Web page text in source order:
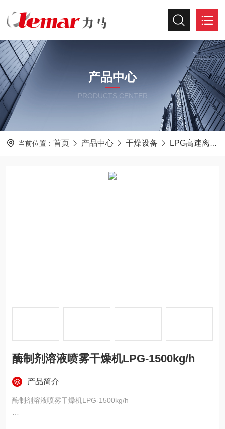
产品中心
PRODUCTS CENTER
当前位置： 首页 产品中心 干燥设备 LPG高速离心喷雾干燥机
酶制剂溶液喷雾干燥机LPG-1500kg/h
产品简介
酶制剂溶液喷雾干燥机LPG-1500kg/h
物料性质：酶制剂溶液